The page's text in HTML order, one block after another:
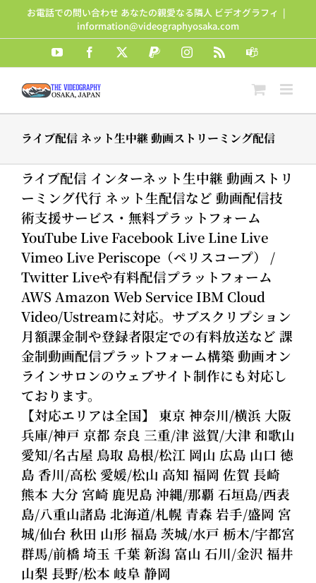
content
お電話での問い合わせ あなたの親愛なる隣人 ビデオグラフィ |
information@videographyosaka.com
YouTube Facebook PayPalInstagram Teams
ライブ配信 ネット生中継 動画ストリーミング配信
ライブ配信 インターネット生中継 動画ストリ
ーミング代行 ネット生配信など 動画配信技
術支援サービス・無料プラットフォーム
YouTube Live Facebook Live Line Live
Vimeo Live Periscope（ペリスコープ） /
Twitter Liveや有料配信プラットフォーム
AWS Amazon Web Service IBM Cloud
Video/Ustreamに対応。サブスクリプション
月額課金制や登録者限定での有料放送など 課
金制動画配信プラットフォーム構築 動画オン
ラインサロンのウェブサイト制作にも対応し
ております。
【対応エリアは全国】 東京 神奈川/横浜 大阪
兵庫/神戸 京都 奈良 三重/津 滋賀/大津 和歌山
愛知/名古屋 鳥取 島根/松江 岡山 広島 山口 徳
島 香川/高松 愛媛/松山 高知 福岡 佐賀 長崎
熊本 大分 宮崎 鹿児島 沖縄/那覇 石垣島/西表
島/八重山諸島 北海道/札幌 青森 岩手/盛岡 宮
城/仙台 秋田 山形 福島 茨城/水戸 栃木/宇都宮
群馬/前橋 埼玉 千葉 新潟 富山 石川/金沢 福井
山梨 長野/松本 岐阜 静岡